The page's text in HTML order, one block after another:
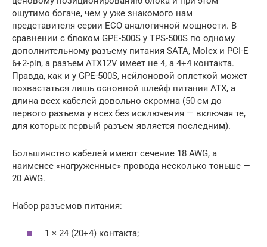
ощутимо богаче, чем у уже знакомого нам
представителя серии ECO аналогичной мощности. В
сравнении с блоком GPE-500S у TPS-500S по одному
дополнительному разъему питания SATA, Molex и PCI-E
6+2-pin, а разъем ATX12V имеет не 4, а 4+4 контакта.
Правда, как и у GPE-500S, нейлоновой оплеткой может
похвастаться лишь основной шлейф питания ATX, а
длина всех кабелей довольно скромна (50 см до
первого разъема у всех без исключения — включая те,
для которых первый разъем является последним).
Большинство кабелей имеют сечение 18 AWG, а
наименее «нагруженные» провода несколько тоньше —
20 AWG.
Набор разъемов питания:
1 × 24 (20+4) контакта;